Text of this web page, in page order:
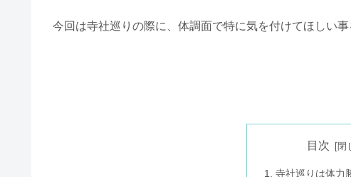
今回は寺社巡りの際に、体調面で特に気を付けてほしい
目次
寺社巡りは体力